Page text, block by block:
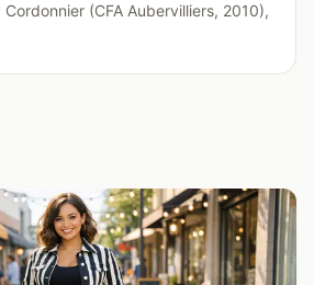
(CFA Aubervilliers, 2010),